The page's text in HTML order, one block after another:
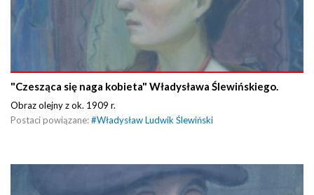
"Czesząca się naga kobieta" Władysława Ślewińskiego.
Obraz olejny z ok. 1909 r.
Postaci powiązane:#Władysław Ludwik Ślewiński